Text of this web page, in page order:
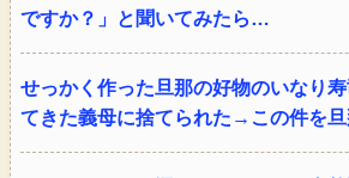
ですか？」と聞いてみたら…
せっかく作った旦那の好物のいなり
てきた義母に捨てられた→この件を